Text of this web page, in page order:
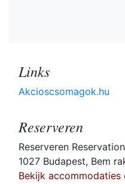
Links
Akcioscsomagok.hu
Reserveren
Reserveren
1027 Budapest, Bem
Bekijk accommodaties